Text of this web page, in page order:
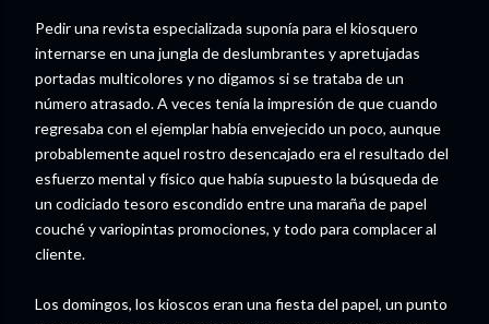
Pedir una revista especializada suponía para el kiosquero
internarse en una jungla de deslumbrantes y apretujadas
portadas multicolores y no digamos si se trataba de un
número atrasado. A veces tenía la impresión de que cuando
regresaba con el ejemplar había envejecido un poco, aunque
probablemente aquel rostro desencajado era el resultado del
esfuerzo mental y físico que había supuesto la búsqueda de
un codiciado tesoro escondido entre una maraña de papel
couché y variopintas promociones, y todo para complacer al
cliente.
Los domingos, los kioscos eran una fiesta del papel, un punto